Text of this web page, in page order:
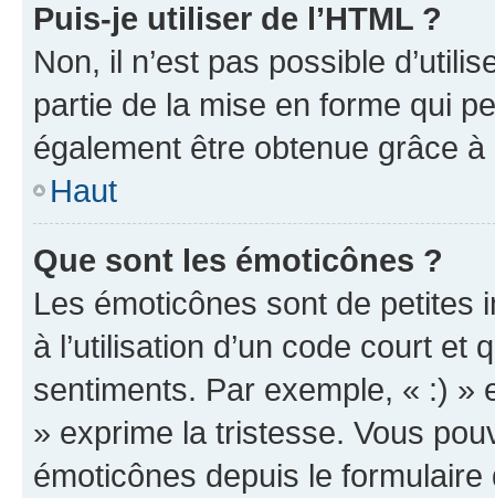
Puis-je utiliser de l’HTML ?
Non, il n’est pas possible
partie de la mise en forme qui
également être obtenue grâce à
Haut
Que sont les émoticônes ?
Les émoticônes sont de petites
à l’utilisation d’un code court et
sentiments. Par exemple, « :) »
» exprime la tristesse. Vous
émoticônes depuis le